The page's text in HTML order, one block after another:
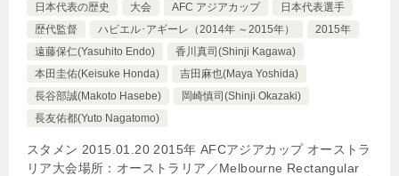
日本代表の歴史 大会 AFC アジアカップ
日本代表選手
歴代監督
ハビエル･アギーレ（2014年 ～2015年）
2015年
遠藤保仁(Yasuhito Endo)
香川真司(Shinji Kagawa)
本田圭佑(Keisuke Honda)
吉田麻也(Maya Yoshida)
長谷部誠(Makoto Hasebe)
岡崎慎司(Shinji Okazaki)
長友佑都(Yuto Nagatomo)
スタメン 2015.01.20 2015年 AFCアジアカップ オーストラ
リア大会場所：オーストラリア／Melbourne Rectangular